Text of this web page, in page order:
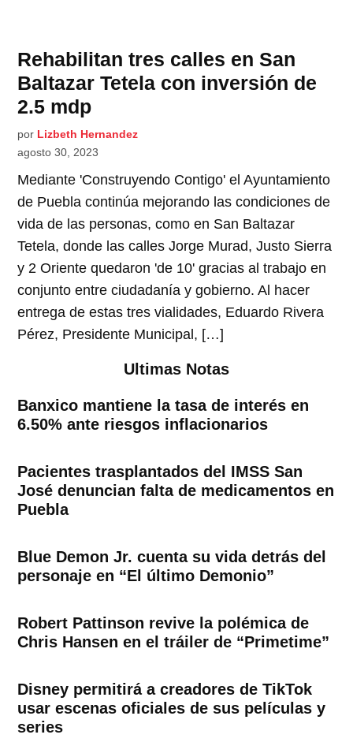
Rehabilitan tres calles en San
Baltazar Tetela con inversión de
2.5 mdp
por Lizbeth Hernandez
agosto 30, 2023
Mediante 'Construyendo Contigo' el Ayuntamiento
de Puebla continúa mejorando las condiciones de
vida de las personas, como en San Baltazar
Tetela, donde las calles Jorge Murad, Justo Sierra
y 2 Oriente quedaron 'de 10' gracias al trabajo en
conjunto entre ciudadanía y gobierno. Al hacer
entrega de estas tres vialidades, Eduardo Rivera
Pérez, Presidente Municipal, […]
Ultimas Notas
Banxico mantiene la tasa de interés en
6.50% ante riesgos inflacionarios
Pacientes trasplantados del IMSS San
José denuncian falta de medicamentos en
Puebla
Blue Demon Jr. cuenta su vida detrás del
personaje en “El último Demonio”
Robert Pattinson revive la polémica de
Chris Hansen en el tráiler de “Primetime”
Disney permitirá a creadores de TikTok
usar escenas oficiales de sus películas y
series